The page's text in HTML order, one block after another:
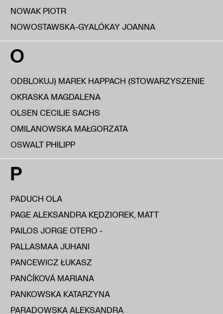
NOWAK PIOTR
NOWOSTAWSKA-GYALÓKAY JOANNA
O
ODBLOKUJ) MAREK HAPPACH (STOWARZYSZENIE
OKRASKA MAGDALENA
OLSEN CECILIE SACHS
OMILANOWSKA MAŁGORZATA
OSWALT PHILIPP
P
PADUCH OLA
PAGE ALEKSANDRA KĘDZIOREK, MATT
PAILOS JORGE OTERO -
PALLASMAA JUHANI
PANCEWICZ ŁUKASZ
PANČÍKOVÁ MARIANA
PANKOWSKA KATARZYNA
PARADOWSKA ALEKSANDRA